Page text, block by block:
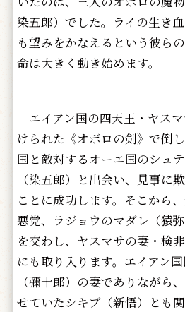
染五郎）でした。ライの生き
も望みをかなえるという彼ら
命は大きく動き始めます。
エイアン国の四天王・ヤス
けられた《オボロの剣》で倒
国と敵対するオーエ国のシュ
（染五郎）と出会い、見事に
ことに成功します。そこから
悪党、ラジョウのマダレ（猿
を交わし、ヤスマサの妻・検
にも取り入ります。エイアン
（彌十郎）の妻でありながら
せていたシキブ（新悟）とも